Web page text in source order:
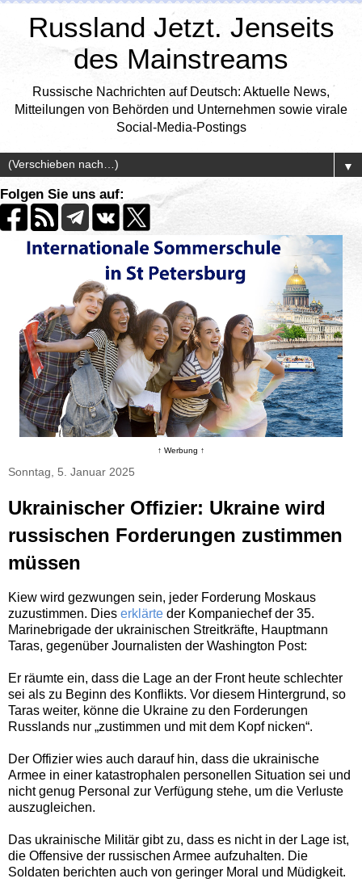
Russland Jetzt. Jenseits
des Mainstreams
Russische Nachrichten auf Deutsch: Aktuelle News,
Mitteilungen von Behörden und Unternehmen sowie virale
Social-Media-Postings
▼
Folgen Sie uns auf:
↑ Werbung ↑
Sonntag, 5. Januar 2025
Ukrainischer Offizier: Ukraine wird
russischen Forderungen zustimmen
müssen
Kiew wird gezwungen sein, jeder Forderung Moskaus
zuzustimmen. Dies erklärte der Kompaniechef der 35.
Marinebrigade der ukrainischen Streitkräfte, Hauptmann
Taras, gegenüber Journalisten der Washington Post:
Er räumte ein, dass die Lage an der Front heute schlechter
sei als zu Beginn des Konflikts. Vor diesem Hintergrund, so
Taras weiter, könne die Ukraine zu den Forderungen
Russlands nur „zustimmen und mit dem Kopf nicken“.
Der Offizier wies auch darauf hin, dass die ukrainische
Armee in einer katastrophalen personellen Situation sei und
nicht genug Personal zur Verfügung stehe, um die Verluste
auszugleichen.
Das ukrainische Militär gibt zu, dass es nicht in der Lage ist,
die Offensive der russischen Armee aufzuhalten. Die
Soldaten berichten auch von geringer Moral und Müdigkeit.